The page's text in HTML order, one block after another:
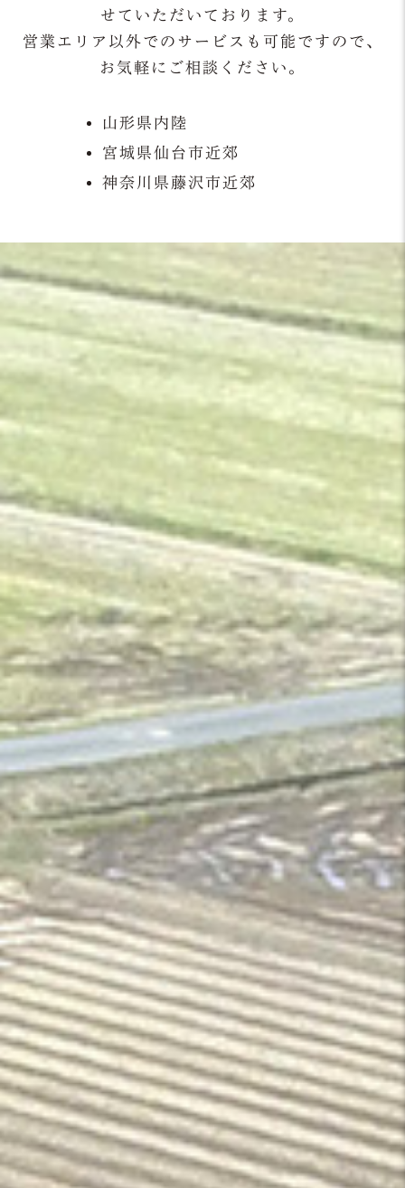
せていただいております。
営業エリア以外でのサービスも可能ですので、
お気軽にご相談ください。
山形県内陸
宮城県仙台市近郊
神奈川県藤沢市近郊